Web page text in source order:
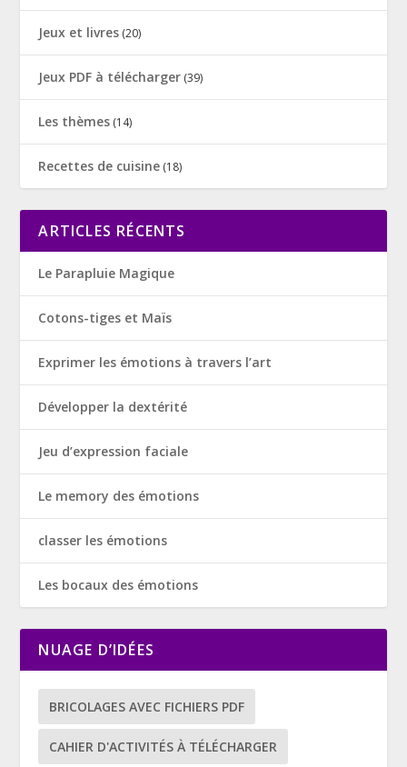
Jeux et livres (20)
Jeux PDF à télécharger (39)
Les thèmes (14)
Recettes de cuisine (18)
ARTICLES RÉCENTS
Le Parapluie Magique
Cotons-tiges et Maïs
Exprimer les émotions à travers l’art
Développer la dextérité
Jeu d’expression faciale
Le memory des émotions
classer les émotions
Les bocaux des émotions
NUAGE D’IDÉES
BRICOLAGES AVEC FICHIERS PDF
CAHIER D'ACTIVITÉS À TÉLÉCHARGER